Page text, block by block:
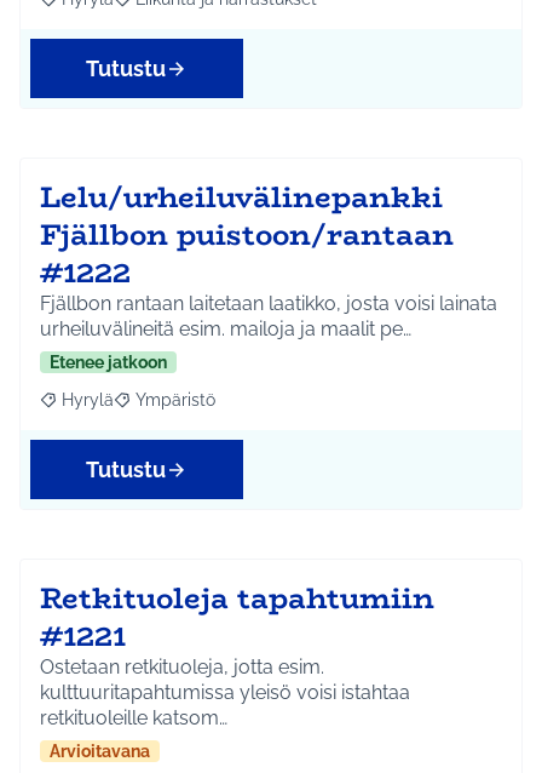
Rajaa tulokset aihepiirin mukaan: Hyrylä
Rajaa tulokset teeman mukaan: Liikunta ja
Tutustu
Lelu/urheiluvälinepankki
Fjällbon puistoon/rantaan
#1222
Fjällbon rantaan laitetaan laatikko, josta voisi lainata
urheiluvälineitä esim. mailoja ja maalit pe…
Etenee jatkoon
Rajaa tulokset aihepiirin mukaan: Hyrylä
Hyrylä Rajaa tulokset teeman mukaan: Ympäristö
Ympäristö
Tutustu
Retkituoleja tapahtumiin
#1221
Ostetaan retkituoleja, jotta esim.
kulttuuritapahtumissa yleisö voisi istahtaa
retkituoleille katsom…
Arvioitavana